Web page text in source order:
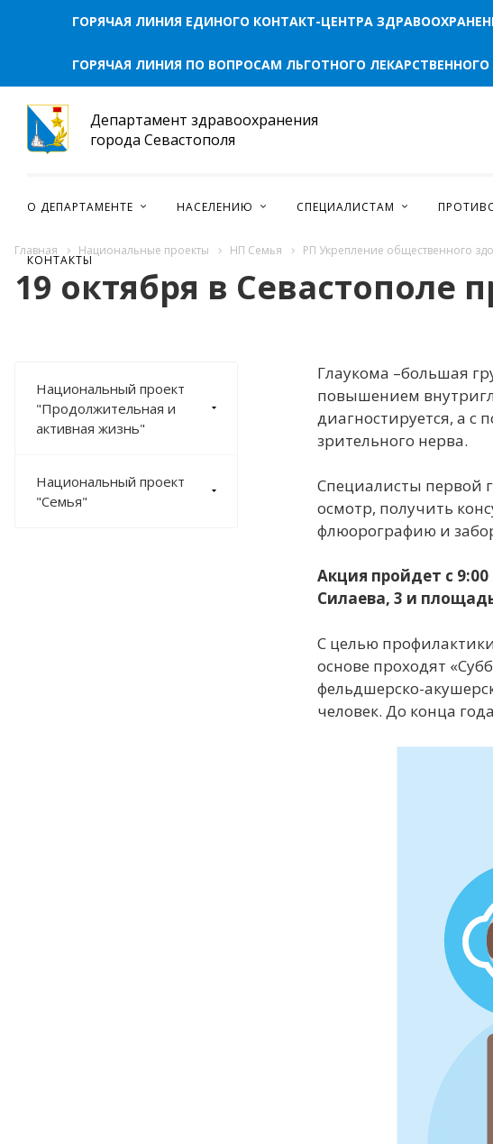
Главная Национальные проекты НП Семья РП Укрепление общественного
19 октября в
Национальный проект
"Продолжительная и
активная жизнь"
Национальный проект
"Семья"
Глаукома –большая
повышением
диагностируется, а
зрительного нерва.
Специалисты первой
осмотр, получить
флюорографию и
Акция пройдет с
Силаева, 3 и
С целью
основе проходят
фельдшерско-
человек. До конца
ГОРЯЧАЯ ЛИНИЯ ЕДИНОГО КОНТАКТ-ЦЕНТРА
ГОРЯЧАЯ ЛИНИЯ ПО ВОПРОСАМ ЛЬГОТНОГО ЛЕКАРСТВЕННОГО
Департамент здравоохранения
города Севастополя
О ДЕПАРТАМЕНТЕ НАСЕЛЕНИЮ СПЕЦИАЛИСТАМ
КОНТАКТЫ